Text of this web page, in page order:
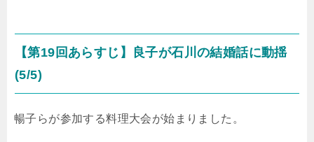
【第19回あらすじ】良子が石川の結婚話に動揺
(5/5)
暢子らが参加する料理大会が始まりました。